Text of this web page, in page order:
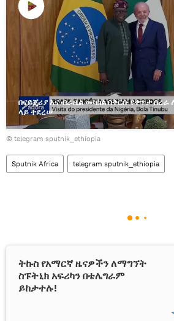
ቪዲዮውን
በናይጄሪያ እና ብራዚል መካከል በቅርቡ የቀጥታ
ላይ ተደረሠ
© telegram sputnik_ethiopia
Sputnik Africa telegram sputnik_ethiopia
ትኩስ የአማርኛ ዜናዎችን ለማግኘት
ስፑትኒክ አፍሪካን በቴሌግራም
ይከታተሉ!